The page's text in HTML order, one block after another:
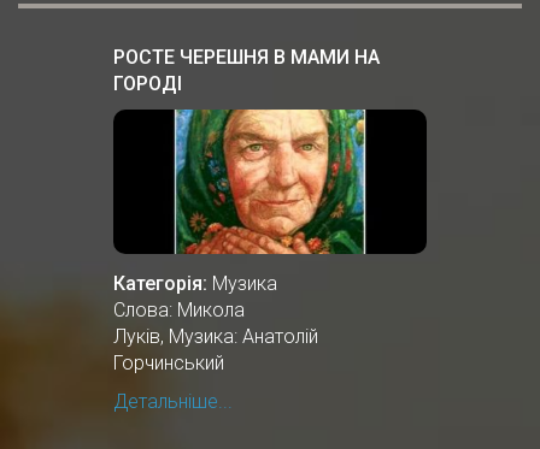
РОСТЕ ЧЕРЕШНЯ В МАМИ НА
ГОРОДІ
Категорія: Музика
Слова: Микола
Луків, Музика: Анатолій
Горчинський
Детальніше...